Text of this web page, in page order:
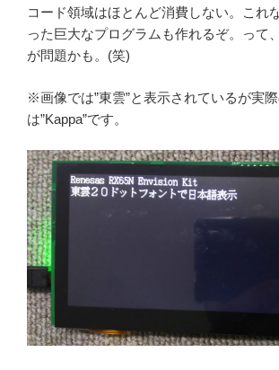
コード領域はほとんど消費しない。これ
った巨大なプログラムも作れるぞ。って
が問題かも。(笑)
※画像では”東雲”と表示されているが実
は”Kappa”です。